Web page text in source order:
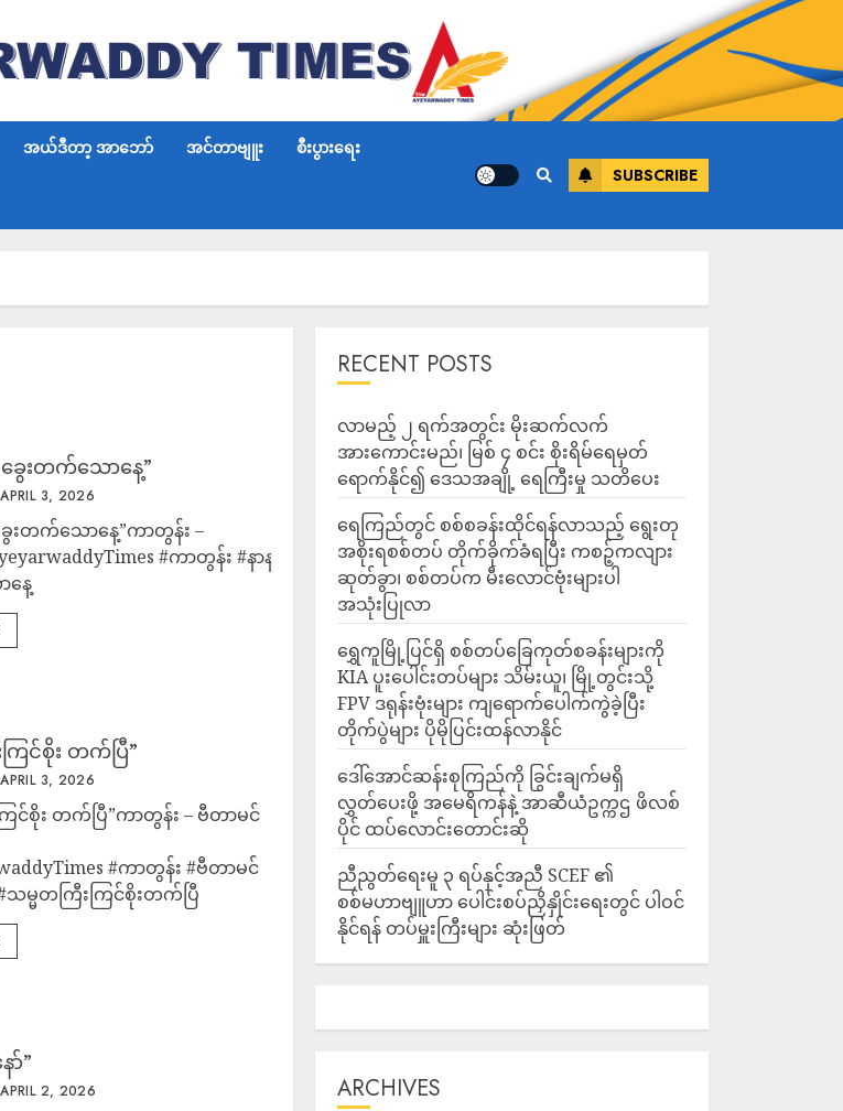
အယ်ဒီတာ့ အာဘော် အင်တာဗျူး စီးပွားရေး
SUBSCRIBE
ခွေးတက်သောနေ့”
APRIL 3, 2026
ေးတက်သောနေ့”ကာတွန်း –
#ကာတွန်း #နာနတ်သီး #ရာဇပလ္လင်
နေ့
ြင်စိုး တက်ပြီ”
APRIL 3, 2026
ြင်စိုး တက်ပြီ”ကာတွန်း – ဗီတာမင်
#ကာတွန်း #ဗီတာမင်
မ္မတကြီးကြင်စိုးတက်ပြီ
ာ်”
APRIL 2, 2026
RECENT POSTS
လာမည့် ၂ ရက်အတွင်း မိုးဆက်လက်
အားကောင်းမည်၊ မြစ် ၄ စင်း စိုးရိမ်ရေမှတ်
ရောက်နိုင်၍ ဒေသအချို့ ရေကြီးမှု သတိပေး
ရေကြည်တွင် စစ်စခန်းထိုင်ရန်လာသည့် ရွေးတု
အစိုးရစစ်တပ် တိုက်ခိုက်ခံရပြီး ကစဉ့်ကလျား
ဆုတ်ခွာ၊ စစ်တပ်က မီးလောင်ဗုံးများပါ
အသုံးပြုလာ
‎ရွှေကူမြို့ပြင်ရှိ စစ်တပ်ခြေကုတ်စခန်းများကို
KIA ပူးပေါင်းတပ်များ သိမ်းယူ၊ မြို့တွင်းသို့
FPV ဒရုန်းဗုံးများ ကျရောက်ပေါက်ကွဲခဲ့ပြီး
တိုက်ပွဲများ ပိုမိုပြင်းထန်လာနိုင်
ဒေါ်အောင်ဆန်းစုကြည်ကို ခြွင်းချက်မရှိ
လွှတ်ပေးဖို့ အမေရိကန်နဲ့ အာဆီယံဥက္ကဌ ဖိလစ်
ပိုင် ထပ်လောင်းတောင်းဆို
ညီညွတ်ရေးမူ ၃ ရပ်နှင့်အညီ SCEF ၏
စစ်မဟာဗျူဟာ ပေါင်းစပ်ညှိနှိုင်းရေးတွင် ပါဝင်
နိုင်ရန် တပ်မှူးကြီးများ ဆုံးဖြတ်
ARCHIVES